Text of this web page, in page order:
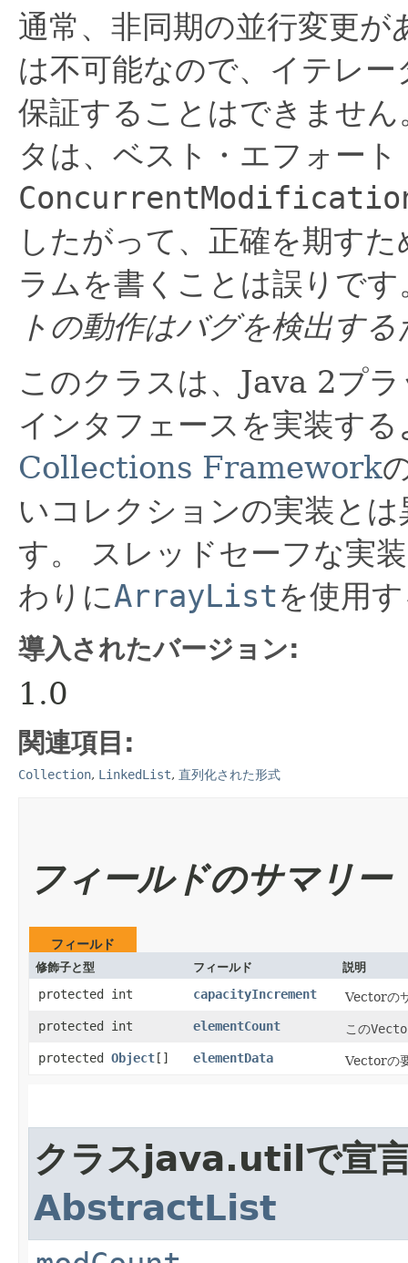
通常、非同期の並行変更
は不可能なので、イテレ
保証することはできません
タは、ベスト・エフォー
したがって、正確を期す
ラムを書くことは誤りです
トの動作はバグを検出す
このクラスは、Java 2プ
インタフェースを実装す
Collections Framework
いコレクションの実装と
す。
スレッドセーフな実
わりにArrayListを使用
導入されたバージョン:
1.0
関連項目:
Collection, LinkedList, 直列化された形式
フィールドのサマリー
フィールド
修飾子と型 フィールド 説明
protected int capacityIncrement
Vectorの
protected int
elementCount この
protected Object[] elementData Vectorの
クラスjava.utilで宣
AbstractList